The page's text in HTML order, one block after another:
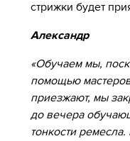
стрижки будет
Александр
«Обучаем мы,
помощью
приезжают, мы
до вечера
тонкости